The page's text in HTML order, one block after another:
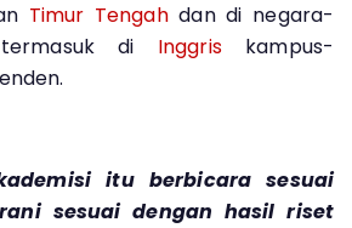
Timur Tengahdan di negara-
di Inggriskampus-
itu berbicara sesuai
sesuai dengan hasil riset